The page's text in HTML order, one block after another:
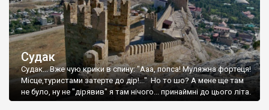
Судак
Судак... Вже чую крики в спину: "Ааа, попса! Муляжна фортеця!
Місце,туристами затерте до дір!..." Но то шо? А мене ще там
не було, ну не "дірявив" я там нічого... принаймні до цього літа.